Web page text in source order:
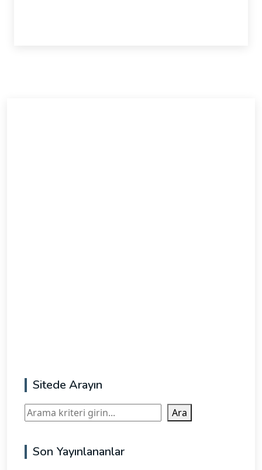
Sitede Arayın
Ara Ara
Son Yayınlananlar